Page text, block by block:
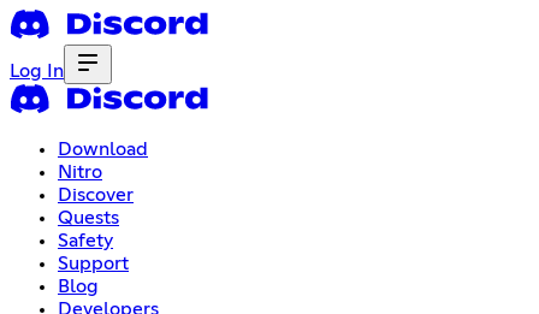
Log In
Download
Nitro
Discover
Quests
Safety
Support
Blog
Developers